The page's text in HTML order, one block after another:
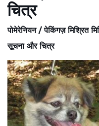
चित्र
पोमेरेनियन / पेकिंगज़ मिश्रित
सूचना और चित्र